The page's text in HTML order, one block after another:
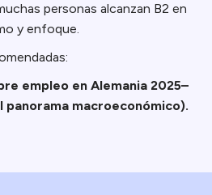
personas alcanzan B2 en
y enfoque.
empleo en Alemania 2025–
macroeconómico).